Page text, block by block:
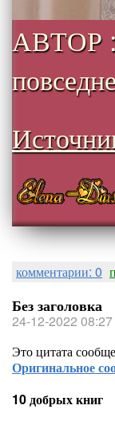
АВТОР
комментарии: 0
Без заголовка
24-12-2022 08:27
Это цитата
Оригинальное
10 добрых книг